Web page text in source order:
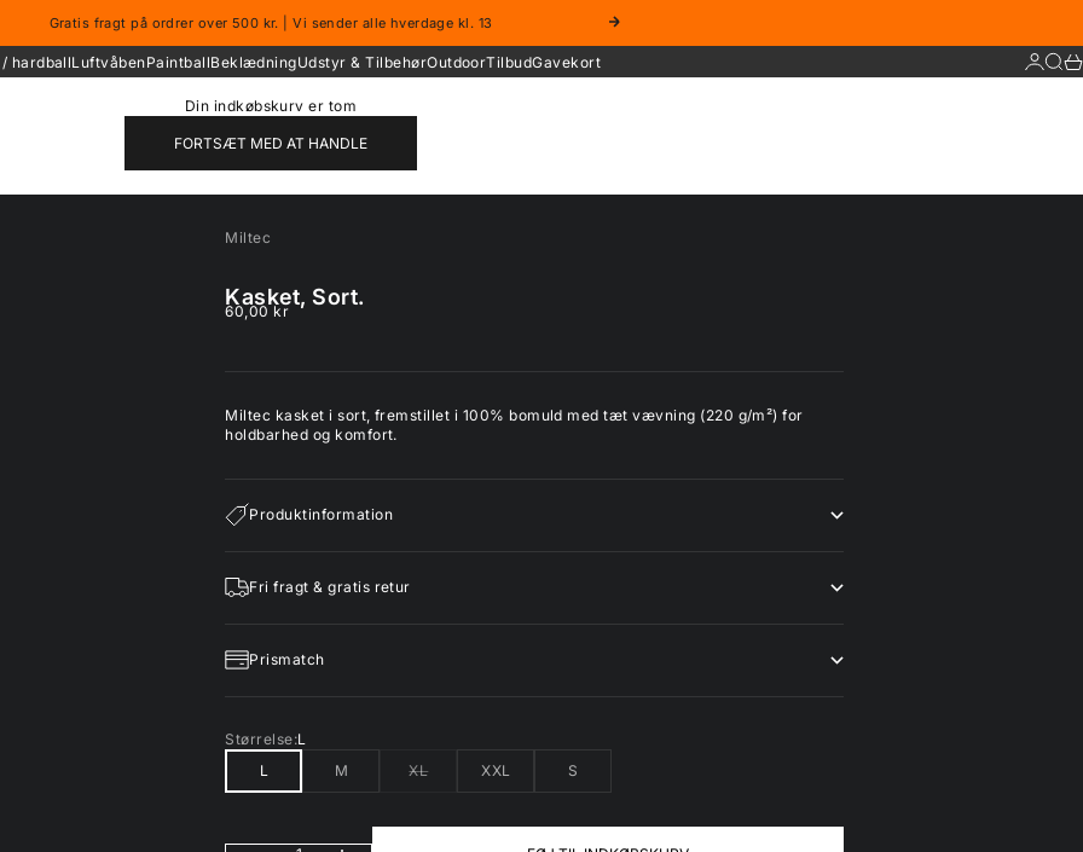
Gratis fragt på ordrer over 500 kr. | Vi sender alle hverdage kl. 13 Næste
hardballLuftvåbenPaintballBeklædningUdstyr & TilbehørOutdoorTilbudGavekort Log ind
Søg
Din indkøbskurv er tom
FORTSÆT MED AT HANDLE
Miltec
Kasket, Sort.
Salgspris
60,00 kr
Miltec kasket i sort, fremstillet i 100% bomuld med tæt vævning (220 g/m²) for
holdbarhed og komfort.
Produktinformation
Fri fragt & gratis retur
Prismatch
Størrelse:L
L
M XL XXL S